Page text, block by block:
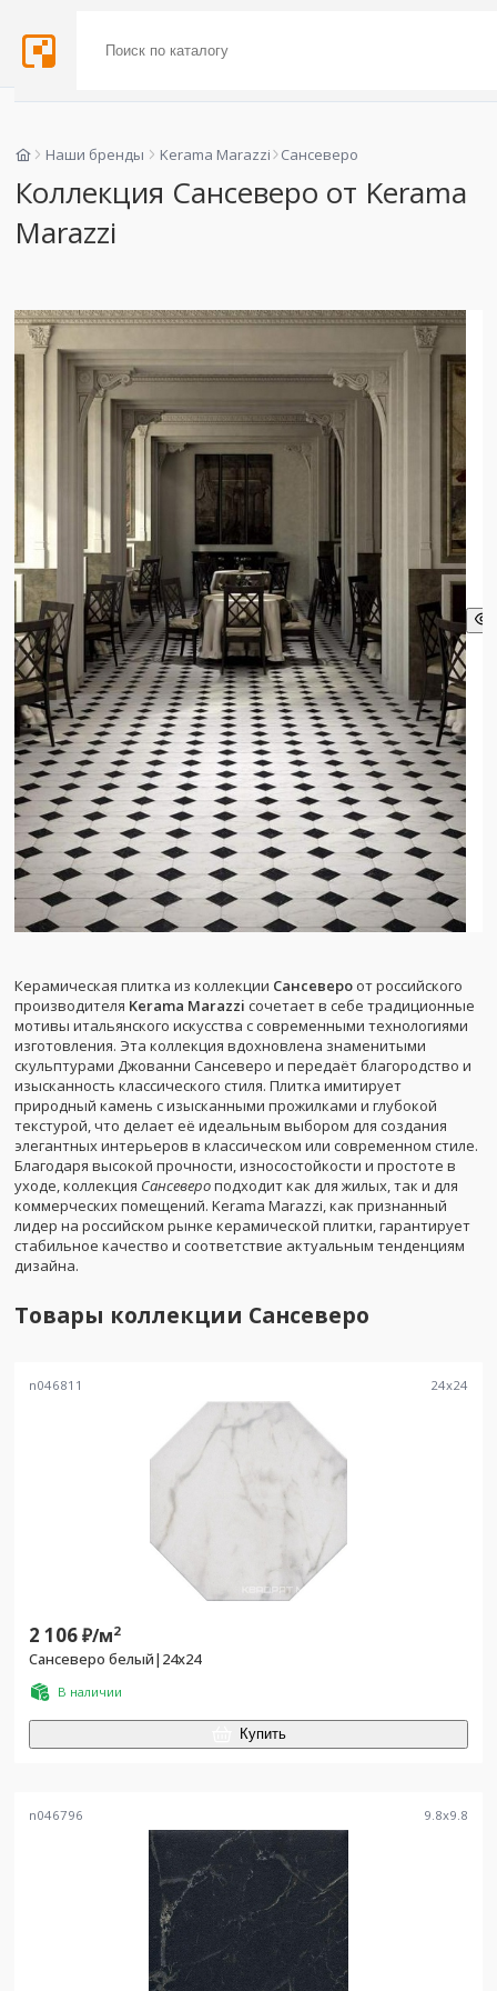
Наши бренды Kerama Marazzi Сансеверо
Коллекция Сансеверо от Kerama
Marazzi
Керамическая плитка из коллекции Сансеверо от российского
производителя Kerama Marazzi сочетает в себе традиционные
мотивы итальянского искусства с современными технологиями
изготовления. Эта коллекция вдохновлена знаменитыми
скульптурами Джованни Сансеверо и передаёт благородство и
изысканность классического стиля. Плитка имитирует
природный камень с изысканными прожилками и глубокой
текстурой, что делает её идеальным выбором для создания
элегантных интерьеров в классическом или современном стиле.
Благодаря высокой прочности, износостойкости и простоте в
уходе, коллекция Сансевероподходит как для жилых, так и для
коммерческих помещений. Kerama Marazzi, как признанный
лидер на российском рынке керамической плитки, гарантирует
стабильное качество и соответствие актуальным тенденциям
дизайна.
Товары коллекции Сансеверо
n046811 24x24
2 106₽/м2
Сансеверо белый|24х24
В наличии
Купить
n046796 9.8x9.8